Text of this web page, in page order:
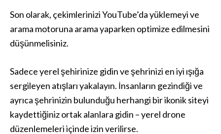
Son olarak, çekimlerinizi YouTube’da yüklemeyi ve
arama motoruna arama yaparken optimize edilmesini
düşünmelisiniz.
Sadece yerel şehirinize gidin ve şehrinizi en iyi ışığa
sergileyen atışları yakalayın. İnsanların gezindiği ve
ayrıca şehrinizin bulunduğu herhangi bir ikonik siteyi
kaydettiğiniz ortak alanlara gidin – yerel drone
düzenlemeleri içinde izin verilirse.